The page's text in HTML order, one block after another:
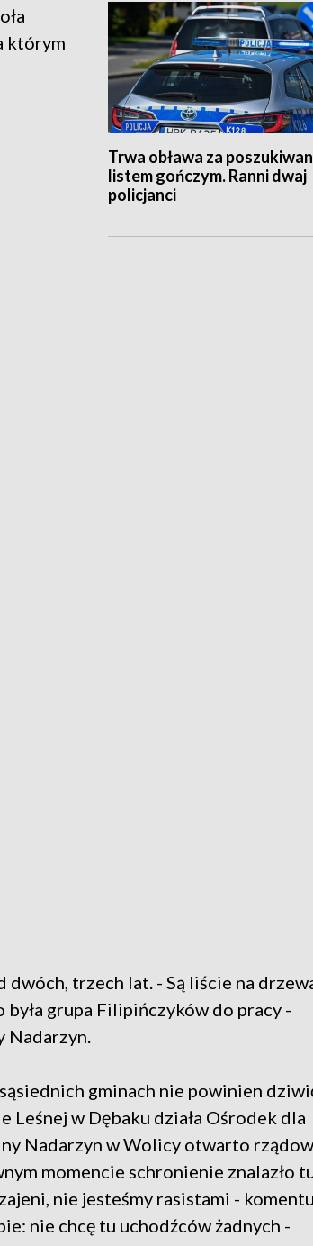
Trwa obława za
listem gończym. Ranni dwaj
policjanci
którym
trzech lat. - Są liście na
grupa Filipińczyków do pracy -
Nadarzyn.
gminach nie powinien
Leśnej w Dębaku działa Ośrodek dla
Nadarzyn w Wolicy otwarto
momencie schronienie znalazło
nie jesteśmy rasistami -
nie chcę tu uchodźców żadnych -